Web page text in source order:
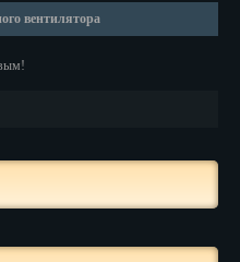
Магас
Мурманск
Набережные Челны
Назрань
вентилятора